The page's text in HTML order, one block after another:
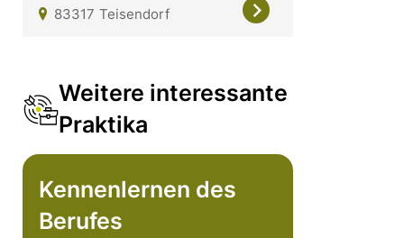
83317 Teisendorf
Weitere interessante
Praktika
Kennenlernen des
Berufes